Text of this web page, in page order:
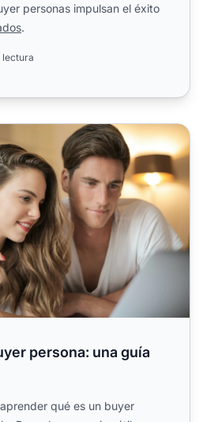
personas impulsan el éxito
.
lectura
una guía paso a paso
persona: una guía
qué es un buyer